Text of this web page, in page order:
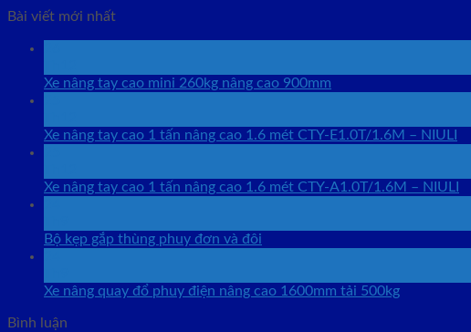
Bài viết mới nhất
Xe nâng tay cao mini 260kg nâng cao 900mm
Xe nâng tay cao 1 tấn nâng cao 1.6 mét CTY-E1.0T/1.6M – NIULI
Xe nâng tay cao 1 tấn nâng cao 1.6 mét CTY-A1.0T/1.6M – NIULI
Bộ kẹp gắp thùng phuy đơn và đôi
Xe nâng quay đổ phuy điện nâng cao 1600mm tải 500kg
Bình luận